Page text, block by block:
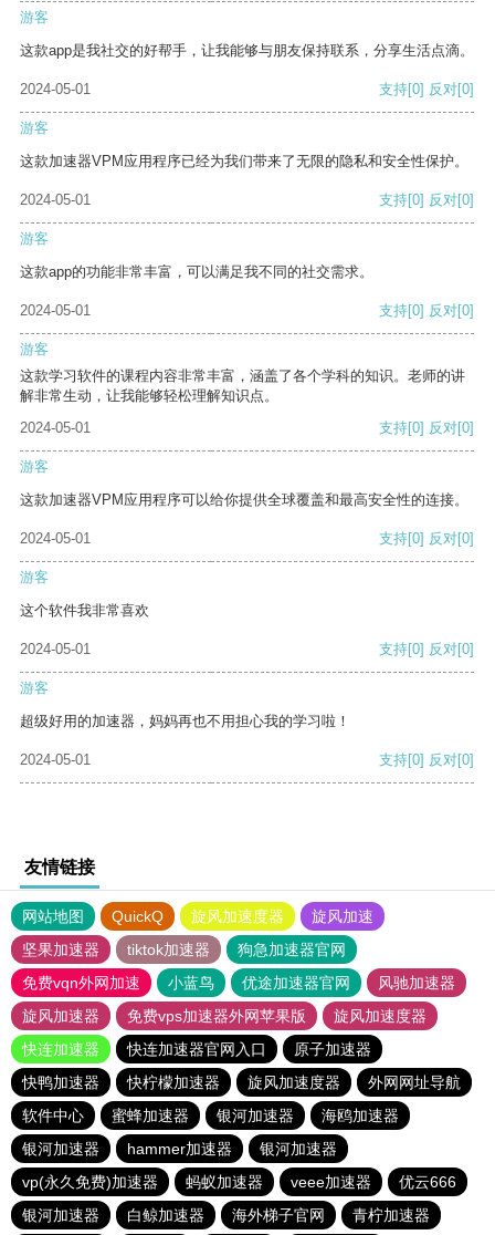
游客
这款app是我社交的好帮手，让我能够与朋友保持联系，分享生活点滴。
2024-05-01 支持[0] 反对[0]
游客
这款加速器VPM应用程序已经为我们带来了无限的隐私和安全性保护。
2024-05-01 支持[0] 反对[0]
游客
这款app的功能非常丰富，可以满足我不同的社交需求。
2024-05-01 支持[0] 反对[0]
游客
这款学习软件的课程内容非常丰富，涵盖了各个学科的知识。老师的讲
解非常生动，让我能够轻松理解知识点。
2024-05-01
支持[0] 反对[0]
游客
这款加速器VPM应用程序可以给你提供全球覆盖和最高安全性的连接。
2024-05-01 支持[0] 反对[0]
游客
这个软件我非常喜欢
2024-05-01 支持[0] 反对[0]
游客
超级好用的加速器，妈妈再也不用担心我的学习啦！
2024-05-01 支持[0] 反对[0]
友情链接
网站地图 QuickQ 旋风加速度器
旋风加速
坚果加速器
tiktok加速器
狗急加速器官网
免费vqn外网加速
小蓝鸟 优途加速器官网
风驰加速器
旋风加速器
免费vps加速器外网苹果版
旋风加速度器
快连加速器
快连加速器官网入口
原子加速器
快鸭加速器
快柠檬加速器 旋风加速度器
外网网址导航
软件中心
蜜蜂加速器 银河加速器
海鸥加速器
银河加速器
hammer加速器
银河加速器
vp(永久免费)加速器
蚂蚁加速器 veee加速器
优云666
银河加速器
白鲸加速器 海外梯子官网 青柠加速器